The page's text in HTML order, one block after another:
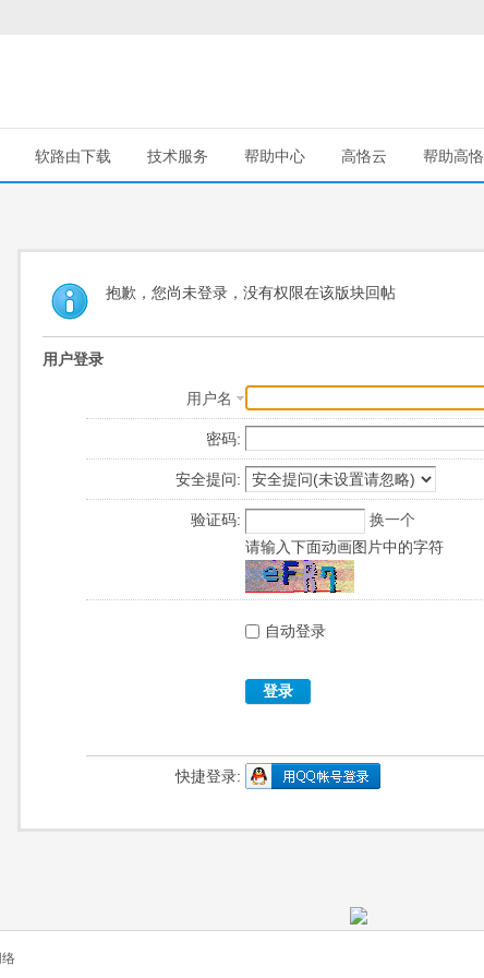
软路由下载 技术服务 帮助中心 高恪云 帮助高恪
抱歉，您尚未登录，没有权限在该版块回帖
用户登录
用户名
密码:
安全提问:
验证码:
换一个
请输入下面动画图片中的字符
自动登录
登录
快捷登录: